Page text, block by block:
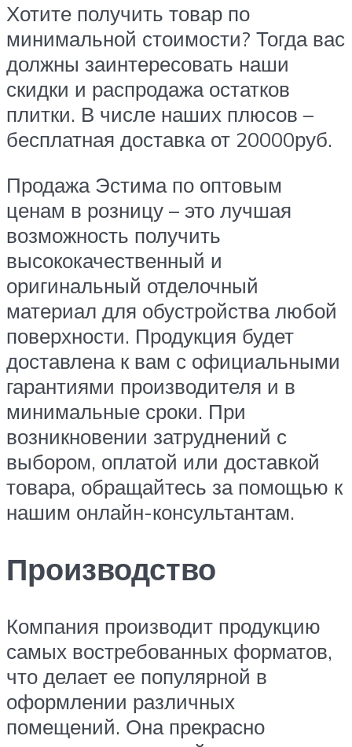
Хотите получить товар по
минимальной стоимости? Тогда вас
должны заинтересовать наши
скидки и распродажа остатков
плитки. В числе наших плюсов –
бесплатная доставка от 20000руб.
Продажа Эстима по оптовым
ценам в розницу – это лучшая
возможность получить
высококачественный и
оригинальный отделочный
материал для обустройства любой
поверхности. Продукция будет
доставлена к вам с официальными
гарантиями производителя и в
минимальные сроки. При
возникновении затруднений с
выбором, оплатой или доставкой
товара, обращайтесь за помощью к
нашим онлайн-консультантам.
Производство
Компания производит продукцию
самых востребованных форматов,
что делает ее популярной в
оформлении различных
помещений. Она прекрасно